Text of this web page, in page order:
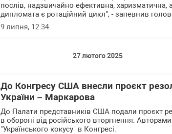
послів, надзвичайно ефективна,
дипломата є ротаційний цикл", - запевнив
9 липня, 12:34
27 лютого 2025
До Конгресу США внесли проєкт
України – Маркарова
До Палати представників США подали проєкт
в обороні від російського вторгнення. Авторами
"Українського кокусу" в Конгресі.